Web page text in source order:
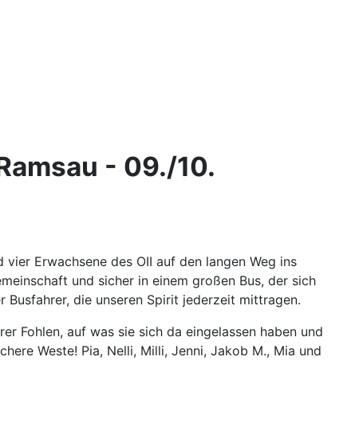
- 09./10.
Erwachsene des OII auf den langen Weg ins
und sicher in einem großen Bus, der sich
die unseren Spirit jederzeit mittragen.
Fohlen, auf was sie sich da eingelassen haben und
Weste! Pia, Nelli, Milli, Jenni, Jakob M., Mia und